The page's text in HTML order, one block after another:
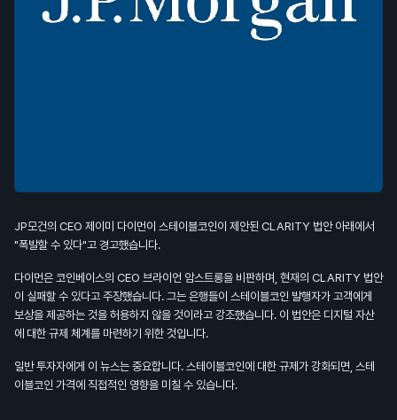
JP모건의 CEO 제이미 다이먼이 스테이블코인이 제안된 CLARITY 법안 아래에서
"폭발할 수 있다"고 경고했습니다.
다이먼은 코인베이스의 CEO 브라이언 암스트롱을 비판하며, 현재의 CLARITY 법안
이 실패할 수 있다고 주장했습니다. 그는 은행들이 스테이블코인 발행자가 고객에게
보상을 제공하는 것을 허용하지 않을 것이라고 강조했습니다. 이 법안은 디지털 자산
에 대한 규제 체계를 마련하기 위한 것입니다.
일반 투자자에게 이 뉴스는 중요합니다. 스테이블코인에 대한 규제가 강화되면, 스테
이블코인 가격에 직접적인 영향을 미칠 수 있습니다.